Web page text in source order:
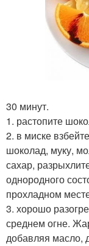
30 минут.
1. растопите
2. в миске
шоколад, муку,
сахар,
однородного
прохладном
3. хорошо
среднем огне.
добавляя масло,